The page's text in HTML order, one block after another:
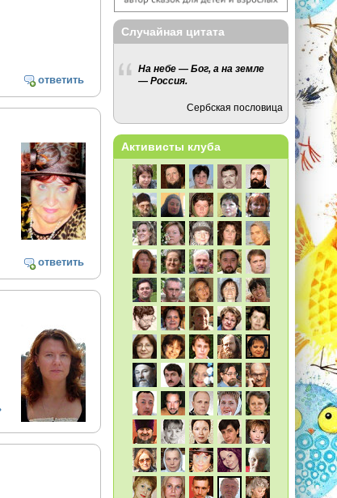
ответить
ответить
Случайная цитата
На небе — Бог, а на земле
— Россия.
Сербская пословица
Активисты клуба